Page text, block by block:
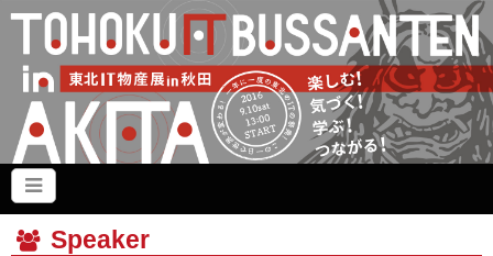
Speaker